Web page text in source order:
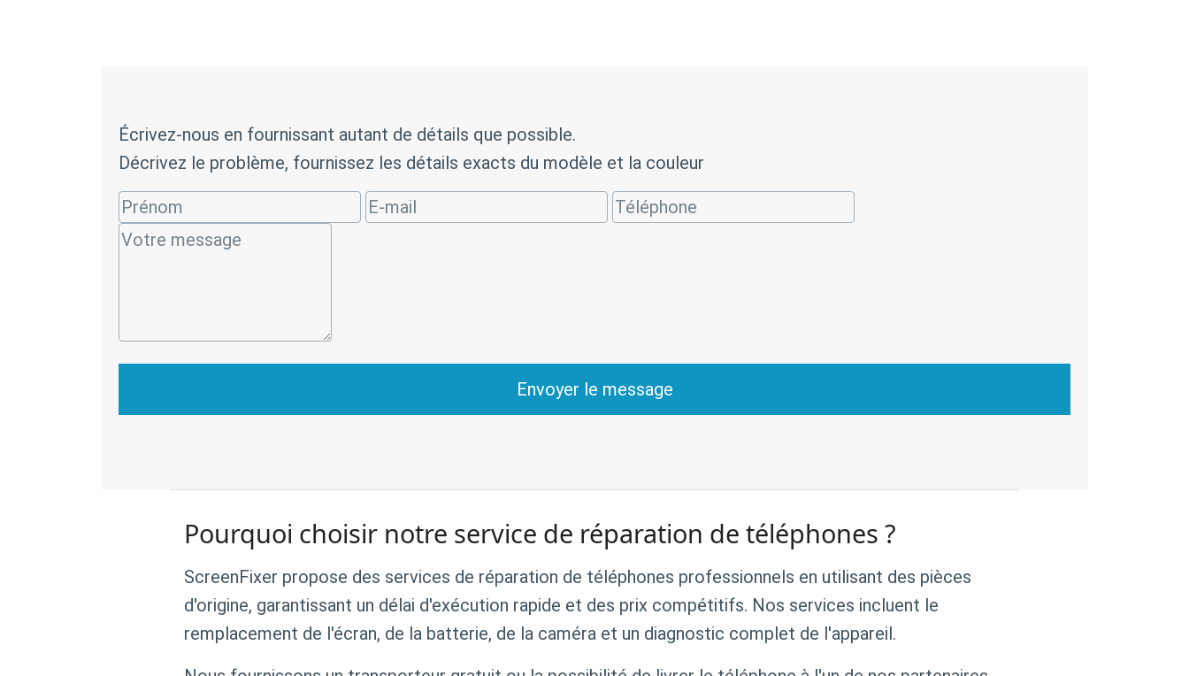
Écrivez-nous en fournissant autant de détails que possible.
Décrivez le problème, fournissez les détails exacts du modèle et la couleur
Envoyer le message
Pourquoi choisir notre service de réparation de téléphones ?
ScreenFixer propose des services de réparation de téléphones professionnels en utilisant des pièces
d'origine, garantissant un délai d'exécution rapide et des prix compétitifs. Nos services incluent le
remplacement de l'écran, de la batterie, de la caméra et un diagnostic complet de l'appareil.